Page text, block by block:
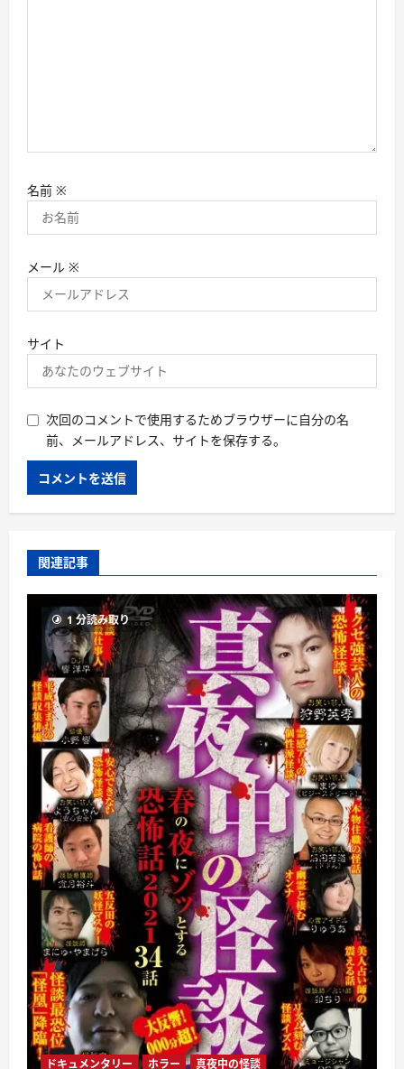
名前 ※
メール ※
サイト
次回のコメントで使用するためブラウザーに自分の名
前、メールアドレス、サイトを保存する。
関連記事
1 分読み取り
ドキュメンタリー ホラー 真夜中の怪談